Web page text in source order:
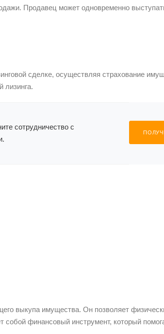
Продавец может одновременно
сделке, осуществляя страхование
лизинга.
сотрудничество с
выкупа имущества. Он позволяет
собой финансовый инструмент, который